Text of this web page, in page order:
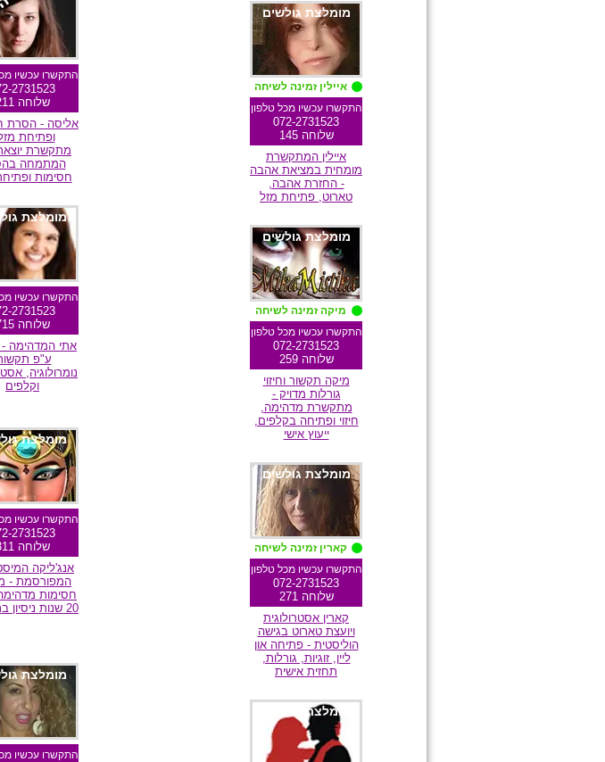
התקשרו עכשיו
2731523
שלוחה 211
אליסה - הסרת
ופתיחת
מתקשרת
המתמחה
חסימות
מומלצת
התקשרו עכשיו
2731523
שלוחה 715
אתי המדהימה -
ע"פ
נומרולוגיה,
וקלפים
מומלצת
התקשרו עכשיו
2731523
שלוחה 311
אנג'ליקה
המפורסמת -
חסימות
20 שנות ניסיון בתקשור!
מומלצת
התקשרו עכשיו
מומלצת גולשים
איילין זמינה לשיחה
התקשרו עכשיו מכל טלפון
072-2731523
שלוחה 145
איילין המתקשרת
מומחית במציאת אהבה
- החזרת אהבה,
טארוט, פתיחת מזל
מומלצת גולשים
מיקה זמינה לשיחה
התקשרו עכשיו מכל טלפון
072-2731523
שלוחה 259
מיקה תקשור וחיזוי
גורלות מדויק -
מתקשרת מדהימה,
חיזוי ופתיחה בקלפים,
ייעוץ אישי
מומלצת גולשים
קארין זמינה לשיחה
התקשרו עכשיו מכל טלפון
072-2731523
שלוחה 271
קארין אסטרולוגית
ויועצת טארוט בגישה
הוליסטית - פתיחה און
ליין, זוגיות, גורלות,
תחזית אישית
מומלצת גולשים